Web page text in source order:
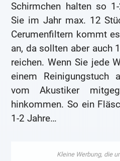
Schirmchen halten so
Sie im Jahr max. 12
Cerumenfiltern kommt
an, da sollten aber auch
reichen. Wenn Sie jede
einem Reinigungstuch
vom Akustiker
hinkommen. So ein
1-2 Jahre…